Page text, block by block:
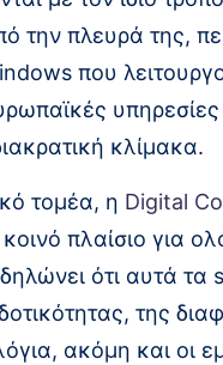
την πλευρά της,
που
κλίμακα.
τομέα, η Digital
πλαίσιο για
ότι αυτά
της
ακόμη και οι